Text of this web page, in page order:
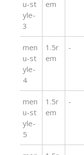
u-st
yle-
3
em
men
u-st
yle-
4
1.5r
em
-
men
u-st
yle-
5
1.5r
em
-